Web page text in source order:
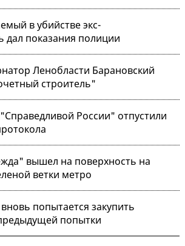
в убийстве экс-
дал показания полиции
Ленобласти Барановский
строитель"
России" отпустили
вышел на поверхность на
ветки метро
попытается закупить
попытки